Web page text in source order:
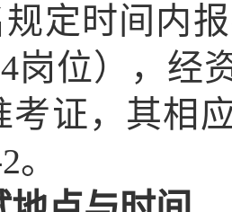
规定时间内
岗位），经
考证，其相